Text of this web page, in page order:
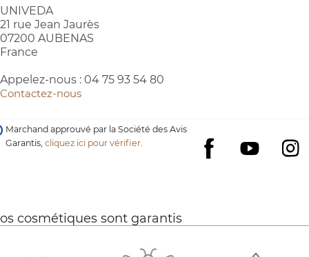
UNIVEDA
21 rue Jean Jaurès
07200 AUBENAS
France
Appelez-nous : 04 75 93 54 80
Contactez-nous
Facebook
YouTube
Marchand approuvé par la Société des Avis
Garantis,cliquez ici pour vérifier.
cosmétiques sont garantis